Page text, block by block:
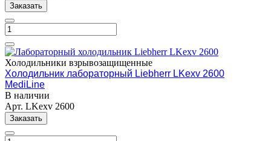
Заказать
Холодильники взрывозащищенные
Холодильник лабораторный Liebherr LKexv 2600
MediLine
В наличии
Арт. LKexv 2600
Заказать